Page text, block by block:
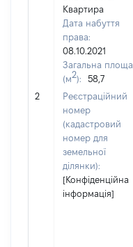
2
Квартира
Дата набуття
права:
08.10.2021
Загальна площа
(м2):
58,7
Реєстраційний
номер
(кадастровий
номер для
земельної
ділянки):
[Конфіденційна
інформація]